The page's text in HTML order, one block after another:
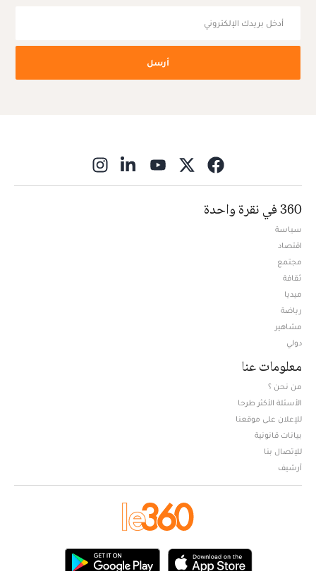
أرسل
360 في نقرة واحدة
سياسة
اقتصاد
مجتمع
ثقافة
ميديا
رياضة
مشاهير
دولي
معلومات عنا
من نحن ؟
الأسئلة الأكثر طرحا
للإعلان على موقعنا
بيانات قانونية
للإتصال بنا
أرشيف